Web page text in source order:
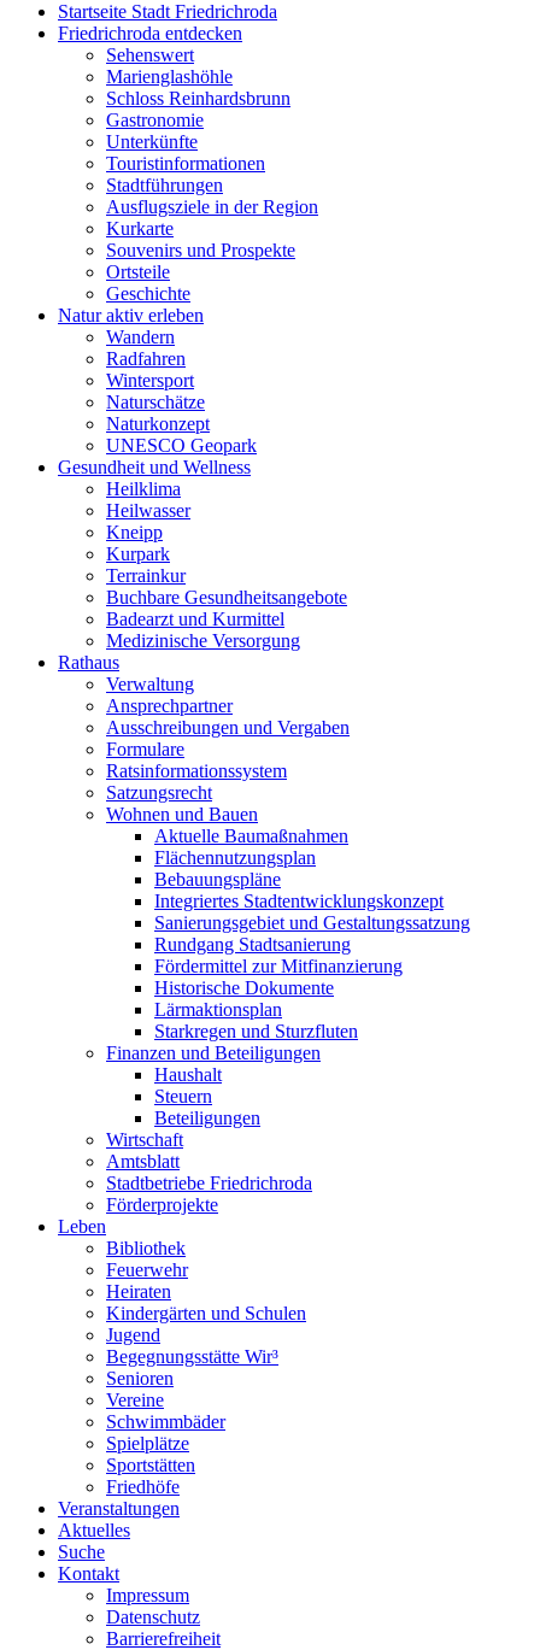
Startseite Stadt Friedrichroda
Friedrichroda entdecken
Sehenswert
Marienglashöhle
Schloss Reinhardsbrunn
Gastronomie
Unterkünfte
Touristinformationen
Stadtführungen
Ausflugsziele in der Region
Kurkarte
Souvenirs und Prospekte
Ortsteile
Geschichte
Natur aktiv erleben
Wandern
Radfahren
Wintersport
Naturschätze
Naturkonzept
UNESCO Geopark
Gesundheit und Wellness
Heilklima
Heilwasser
Kneipp
Kurpark
Terrainkur
Buchbare Gesundheitsangebote
Badearzt und Kurmittel
Medizinische Versorgung
Rathaus
Verwaltung
Ansprechpartner
Ausschreibungen und Vergaben
Formulare
Ratsinformationssystem
Satzungsrecht
Wohnen und Bauen
Aktuelle Baumaßnahmen
Flächennutzungsplan
Bebauungspläne
Integriertes Stadtentwicklungskonzept
Sanierungsgebiet und Gestaltungssatzung
Rundgang Stadtsanierung
Fördermittel zur Mitfinanzierung
Historische Dokumente
Lärmaktionsplan
Starkregen und Sturzfluten
Finanzen und Beteiligungen
Haushalt
Steuern
Beteiligungen
Wirtschaft
Amtsblatt
Stadtbetriebe Friedrichroda
Förderprojekte
Leben
Bibliothek
Feuerwehr
Heiraten
Kindergärten und Schulen
Jugend
Begegnungsstätte Wir³
Senioren
Vereine
Schwimmbäder
Spielplätze
Sportstätten
Friedhöfe
Veranstaltungen
Aktuelles
Suche
Kontakt
Impressum
Datenschutz
Barrierefreiheit